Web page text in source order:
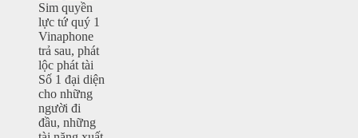
Sim quyền
lực tứ quý 1
Vinaphone
trả sau, phát
lộc phát tài
Số 1 đại diện
cho những
người đi
đầu, những